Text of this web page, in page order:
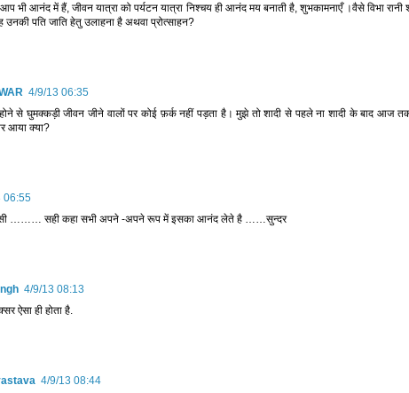
भी आनंद में हैं, जीवन यात्रा को पर्यटन यात्रा निश्चय ही आनंद मय बनाती है, शुभकामनाएँ ।वैसे विभा रानी
पति जाति हेतु उलाहना है अथवा प्रोत्साहन?
4/9/13 06:35
होने से घुमक्कड़ी जीवन जीने वालों पर कोई फ़र्क नहीं पड़ता है। मुझे तो शादी से पहले ना शादी के बाद आज
आया क्या?
06:55
जैसी ……… सही कहा सभी अपने -अपने रूप में इसका आनंद लेते है ……सुन्दर
4/9/13 08:13
ऐसा ही होता है.
4/9/13 08:44